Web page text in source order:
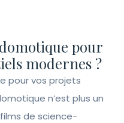
pour
modernes ?
pour vos projets
n’est plus un
de science-